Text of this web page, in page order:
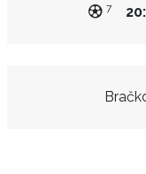
7